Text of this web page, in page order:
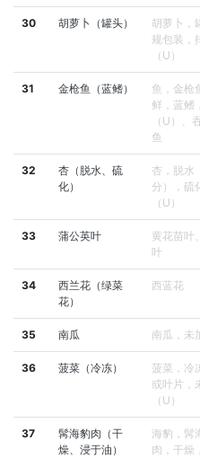
30 胡萝卜（罐头）
胡萝卜，
规包装，
（U）
31 金枪鱼（蓝鳍）
鱼，金枪
鲜，蓝鳍
（U）、
鱼
32
杏（脱水、硫
化）
杏，脱水
分），硫
（U）
33 蒲公英叶
黄花苗叶
叶
34
西兰花（绿菜
花）
西蓝花
35 南瓜 南瓜，未
36 菠菜（冷冻）
菠菜，冷
或叶片，
（U）
37
髯海豹肉（干
燥、浸于油）
海豹，髯
肉，干燥